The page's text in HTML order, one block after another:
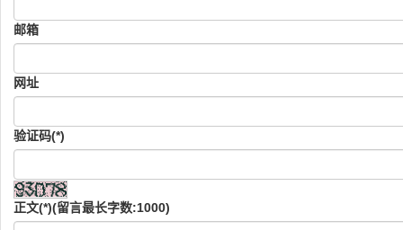
邮箱
网址
验证码(*)
正文(*)(留言最长字数:1000)